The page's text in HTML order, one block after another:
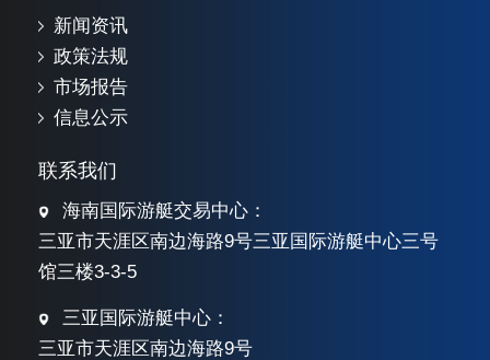
新闻资讯
政策法规
市场报告
信息公示
联系我们
海南国际游艇交易中心：
三亚市天涯区南边海路9号三亚国际游艇中心三号
馆三楼3-3-5
三亚国际游艇中心：
三亚市天涯区南边海路9号